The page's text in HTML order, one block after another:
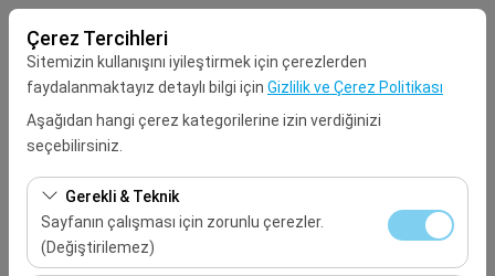
Çerez Tercihleri
Sitemizin kullanışını iyileştirmek için çerezlerden
faydalanmaktayız detaylı bilgi için Gizlilik ve Çerez Politikası
Aşağıdan hangi çerez kategorilerine izin verdiğinizi
seçebilirsiniz.
Gerekli & Teknik
Sayfanın çalışması için zorunlu çerezler.
(Değiştirilemez)
Seçiniz